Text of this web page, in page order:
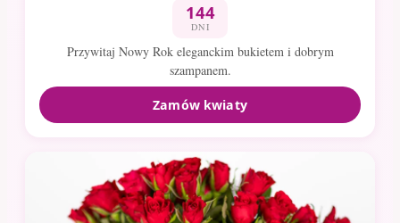
144
DNI
Przywitaj Nowy Rok eleganckim bukietem i dobrym
szampanem.
Zamów kwiaty